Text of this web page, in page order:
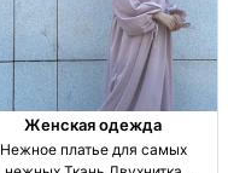
Женская одежда
Нежное платье для самых